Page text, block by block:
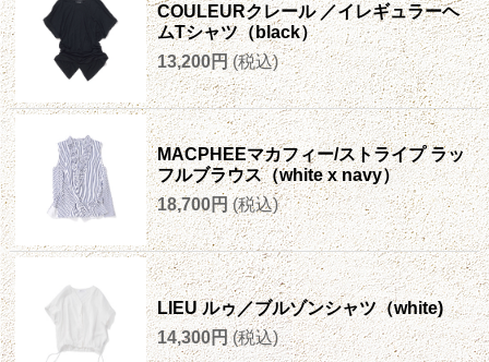
COULEURクレール ／イレギュラーヘ
ムTシャツ（black）
13,200円 (税込)
MACPHEEマカフィー/ストライプ ラッ
フルブラウス（white x navy）
18,700円 (税込)
LIEU ルゥ／ブルゾンシャツ（white)
14,300円 (税込)